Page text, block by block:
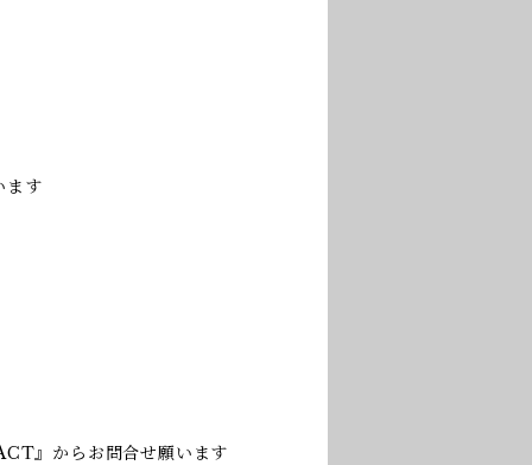
ます
』からお問合せ願います